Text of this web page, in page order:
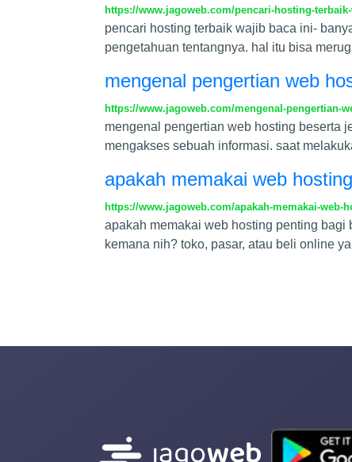
https://www.jagoweb.com/pencari-hosting-
pencari hosting terbaik wajib baca ini-
pengetahuan tentangnya. hal itu bisa
mengenal pengertian web
https://www.jagoweb.com/mengenal-pengertian-
mengenal pengertian web hosting beserta
mengakses sebuah informasi. saat
apakah memakai web
https://www.jagoweb.com/apakah-memakai-
apakah memakai web hosting penting
kemana nih? toko, pasar, atau beli online